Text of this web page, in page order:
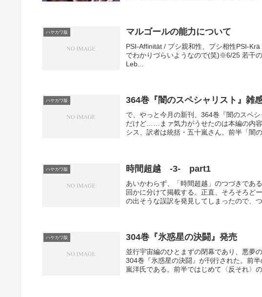
ハヤカワ版 マルゴールの能力について
PSI-Affinität / プシ親和性、プシ相性PSI-
でわかりづらいようなので(笑)※6/25 若干
Leb...
ハヤカワ版 364巻『闇のスペシャリスト』雑
で、やっと今月の新刊、364巻『闇のスペ
だけど……まァ気力がうせたのは本編の内
シス、訳者は統括・五十嵐さん。前半「闇
ハヤカワ版 時間超越 -3- part1
あいかわらず、「時間超越」のつづきであ
回かに分けて掲載する。正直、そろそろど
の出そうな誤訳を発見してしまったので、
ハヤカワ版 304巻『氷惑星の決闘』発売
並行宇宙編のひとまずの閉幕であり、悪夢
304巻『氷惑星の決闘』が刊行された。前
嵐洋氏である。前半ではじめて〈反それ〉